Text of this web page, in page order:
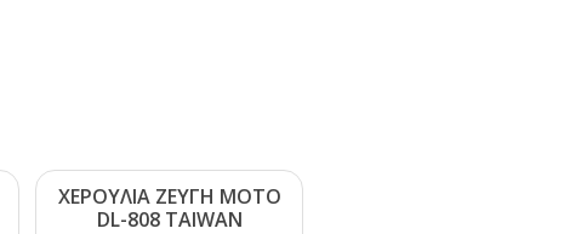
ΧΕΡΟΥΛΙΑ ΖΕΥΓΗ ΜΟΤΟ
DL-808 ΤΑΙWΑΝ